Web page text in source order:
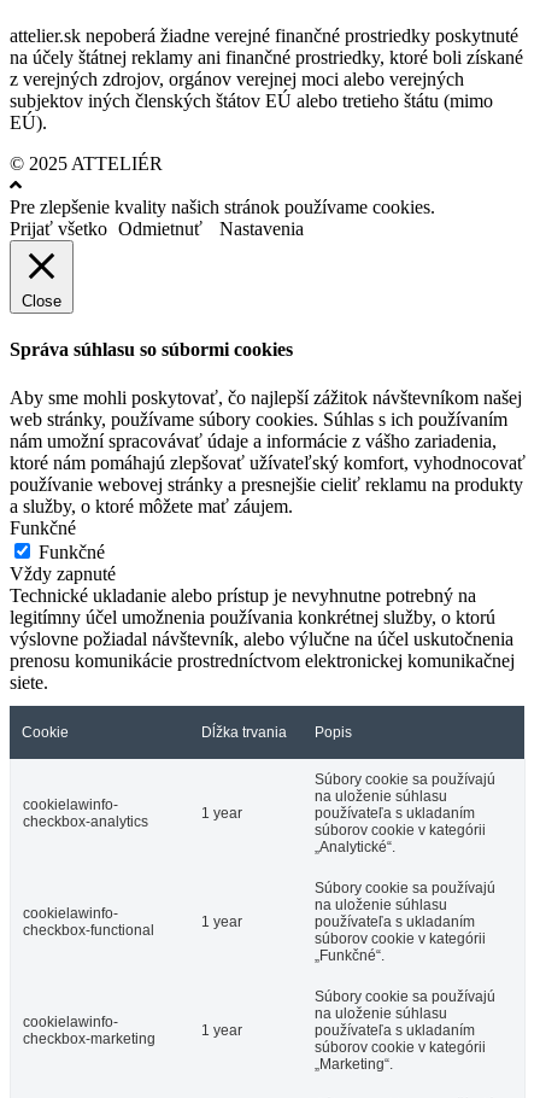
attelier.sk nepoberá žiadne verejné finančné prostriedky poskytnuté
na účely štátnej reklamy ani finančné prostriedky, ktoré boli získané
z verejných zdrojov, orgánov verejnej moci alebo verejných
subjektov iných členských štátov EÚ alebo tretieho štátu (mimo
EÚ).
© 2025 ATTELIÉR
Pre zlepšenie kvality našich stránok používame cookies.
Prijať všetko Odmietnuť Nastavenia
Close
Správa súhlasu so súbormi cookies
Aby sme mohli poskytovať, čo najlepší zážitok návštevníkom našej
web stránky, používame súbory cookies. Súhlas s ich používaním
nám umožní spracovávať údaje a informácie z vášho zariadenia,
ktoré nám pomáhajú zlepšovať užívateľský komfort, vyhodnocovať
používanie webovej stránky a presnejšie cieliť reklamu na produkty
a služby, o ktoré môžete mať záujem.
Funkčné
Funkčné
Vždy zapnuté
Technické ukladanie alebo prístup je nevyhnutne potrebný na
legitímny účel umožnenia používania konkrétnej služby, o ktorú
výslovne požiadal návštevník, alebo výlučne na účel uskutočnenia
prenosu komunikácie prostredníctvom elektronickej komunikačnej
siete.
Cookie Dĺžka trvania Popis
cookielawinfo-
checkbox-analytics
1 year
Súbory cookie sa používajú
na uloženie súhlasu
používateľa s ukladaním
súborov cookie v kategórii
„Analytické“.
cookielawinfo-
checkbox-functional
1 year
Súbory cookie sa používajú
na uloženie súhlasu
používateľa s ukladaním
súborov cookie v kategórii
„Funkčné“.
cookielawinfo-
checkbox-marketing
1 year
Súbory cookie sa používajú
na uloženie súhlasu
používateľa s ukladaním
súborov cookie v kategórii
„Marketing“.